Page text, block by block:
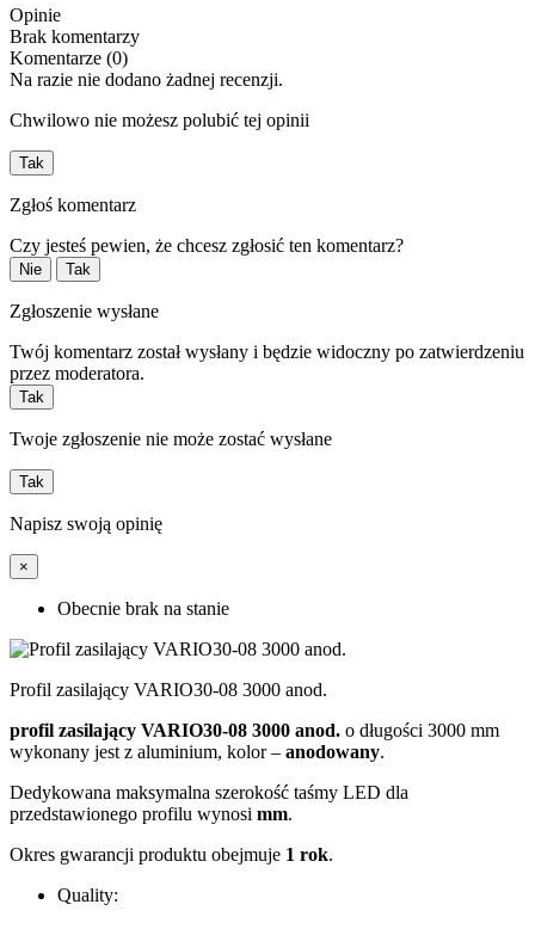
Opinie
Brak komentarzy
Komentarze (0)
Na razie nie dodano żadnej recenzji.
Chwilowo nie możesz polubić tej opinii
Tak
Zgłoś komentarz
Czy jesteś pewien, że chcesz zgłosić ten komentarz?
Nie Tak
Zgłoszenie wysłane
Twój komentarz został wysłany i będzie widoczny po zatwierdzeniu
przez moderatora.
Tak
Twoje zgłoszenie nie może zostać wysłane
Tak
Napisz swoją opinię
×
Obecnie brak na stanie
Profil zasilający VARIO30-08 3000 anod.
profil zasilający VARIO30-08 3000 anod. o długości 3000 mm
wykonany jest z aluminium, kolor – anodowany.
Dedykowana maksymalna szerokość taśmy LED dla
przedstawionego profilu wynosi mm.
Okres gwarancji produktu obejmuje 1 rok.
Quality: